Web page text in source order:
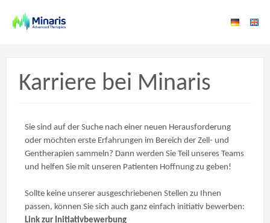
Karriere bei Minaris
Sie sind auf der Suche nach einer neuen Herausforderung
oder möchten erste Erfahrungen im Bereich der Zell- und
Gentherapien sammeln? Dann werden Sie Teil unseres Teams
und helfen Sie mit unseren Patienten Hoffnung zu geben!
Sollte keine unserer ausgeschriebenen Stellen zu Ihnen
passen, können Sie sich auch ganz einfach initiativ bewerben:
Link zur Initiativbewerbung